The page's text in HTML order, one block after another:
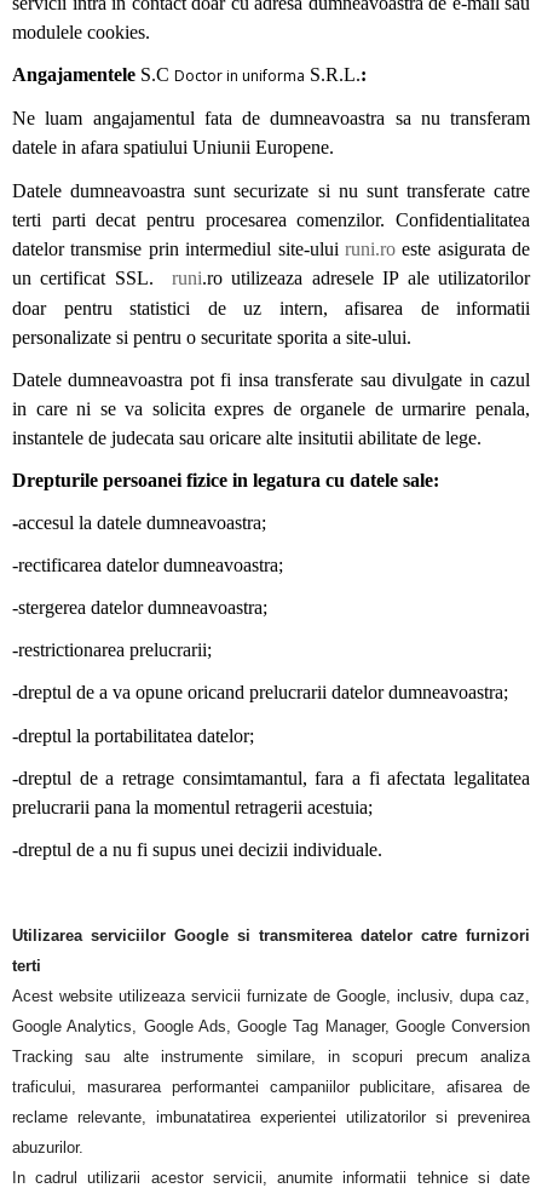
modulele cookies.
Angajamentele S.C Doctor in uniforma S.R.L.:
Ne luam angajamentul fata de dumneavoastra sa nu transferam
datele in afara spatiului Uniunii Europene.
Datele dumneavoastra sunt securizate si nu sunt transferate catre
terti parti decat pentru procesarea comenzilor. Confidentialitatea
datelor transmise prin intermediul site-ului runi.roeste asigurata de
un certificat SSL. runi.ro utilizeaza adresele IP ale utilizatorilor
doar pentru statistici de uz intern, afisarea de informatii
personalizate si pentru o securitate sporita a site-ului.
Datele dumneavoastra pot fi insa transferate sau divulgate in cazul
in care ni se va solicita expres de organele de urmarire penala,
instantele de judecata sau oricare alte insitutii abilitate de lege.
Drepturile persoanei fizice in legatura cu datele sale:
-accesul la datele dumneavoastra;
-rectificarea datelor dumneavoastra;
-stergerea datelor dumneavoastra;
-restrictionarea prelucrarii;
-dreptul de a va opune oricand prelucrarii datelor dumneavoastra;
-dreptul la portabilitatea datelor;
-dreptul de a retrage consimtamantul, fara a fi afectata legalitatea
prelucrarii pana la momentul retragerii acestuia;
-dreptul de a nu fi supus unei decizii individuale.
Utilizarea serviciilor Google si transmiterea datelor catre furnizori
terti
Acest website utilizeaza servicii furnizate de Google, inclusiv, dupa caz,
Google Analytics, Google Ads, Google Tag Manager, Google Conversion
Tracking sau alte instrumente similare, in scopuri precum analiza
traficului, masurarea performantei campaniilor publicitare, afisarea de
reclame relevante, imbunatatirea experientei utilizatorilor si prevenirea
abuzurilor.
In cadrul utilizarii acestor servicii, anumite informatii tehnice si date